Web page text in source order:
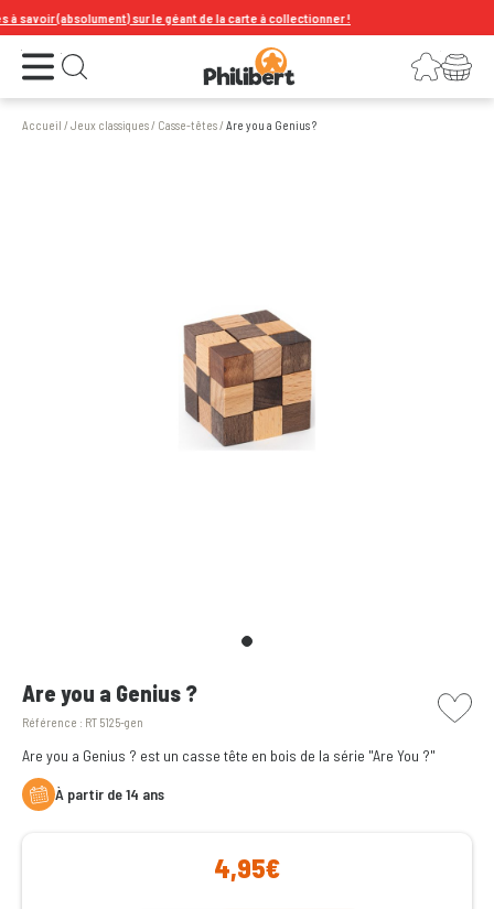
(absolument) sur le géant de la carte à collectionner !
Ouvrir le menu Ouvrir la recherche Connexion
Votre panier
Accueil /Jeux classiques/ Casse-têtes/Are you a Genius ?
Are you a Genius ?
Référence : RT 5125-gen
picto
Are you a Genius ? est un casse tête en bois de la série "Are You ?"
à partir de 14 ans
4,95€